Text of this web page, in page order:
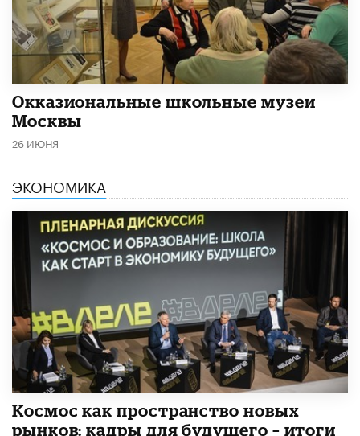
​Окказиональные школьные музеи
Москвы
26 ИЮНЯ
ЭКОНОМИКА
Космос как пространство новых
рынков: кадры для будущего – итоги